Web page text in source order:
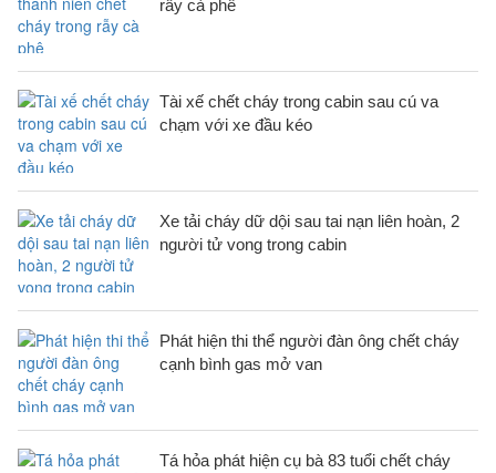
rẫy cà phê
Tài xế chết cháy trong cabin sau cú va
chạm với xe đầu kéo
Xe tải cháy dữ dội sau tai nạn liên hoàn, 2
người tử vong trong cabin
Phát hiện thi thể người đàn ông chết cháy
cạnh bình gas mở van
Tá hỏa phát hiện cụ bà 83 tuổi chết cháy